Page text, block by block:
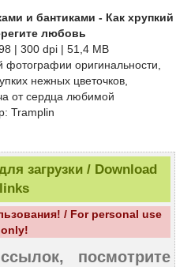
и бантиками - Как хрупкий
любовь
| 300 dpi | 51,4 MB
фотографии оригинальности,
нежных цветочков,
от сердца любимой
Tramplin
загрузки / Download
links
/ For personal use
only!
посмотрите